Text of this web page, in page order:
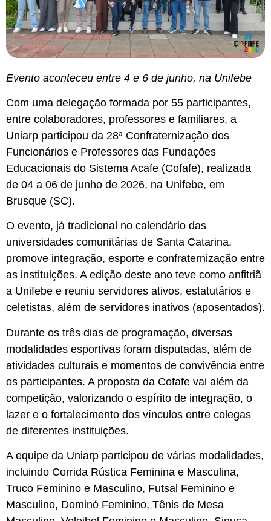
Evento aconteceu entre 4 e 6 de junho, na Unifebe
Com uma delegação formada por 55 participantes,
entre colaboradores, professores e familiares, a
Uniarp participou da 28ª Confraternização dos
Funcionários e Professores das Fundações
Educacionais do Sistema Acafe (Cofafe), realizada
de 04 a 06 de junho de 2026, na Unifebe, em
Brusque (SC).
O evento, já tradicional no calendário das
universidades comunitárias de Santa Catarina,
promove integração, esporte e confraternização entre
as instituições. A edição deste ano teve como anfitriã
a Unifebe e reuniu servidores ativos, estatutários e
celetistas, além de servidores inativos (aposentados).
Durante os três dias de programação, diversas
modalidades esportivas foram disputadas, além de
atividades culturais e momentos de convivência entre
os participantes. A proposta da Cofafe vai além da
competição, valorizando o espírito de integração, o
lazer e o fortalecimento dos vínculos entre colegas
de diferentes instituições.
A equipe da Uniarp participou de várias modalidades,
incluindo Corrida Rústica Feminina e Masculina,
Truco Feminino e Masculino, Futsal Feminino e
Masculino, Dominó Feminino, Tênis de Mesa